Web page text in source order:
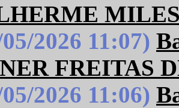
2026 11:07)
FREITAS
2026 11:06)